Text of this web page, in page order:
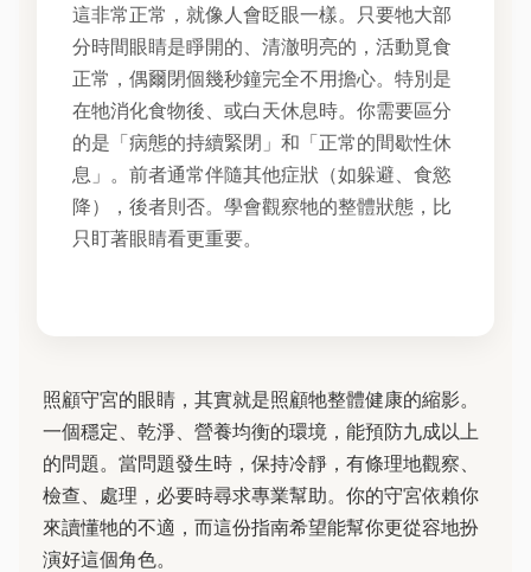
這非常正常，就像人會眨眼一樣。只要牠大部
分時間眼睛是睜開的、清澈明亮的，活動覓食
正常，偶爾閉個幾秒鐘完全不用擔心。特別是
在牠消化食物後、或白天休息時。你需要區分
的是「病態的持續緊閉」和「正常的間歇性休
息」。前者通常伴隨其他症狀（如躲避、食慾
降），後者則否。學會觀察牠的整體狀態，比
只盯著眼睛看更重要。
照顧守宮的眼睛，其實就是照顧牠整體健康的縮影。
一個穩定、乾淨、營養均衡的環境，能預防九成以上
的問題。當問題發生時，保持冷靜，有條理地觀察、
檢查、處理，必要時尋求專業幫助。你的守宮依賴你
來讀懂牠的不適，而這份指南希望能幫你更從容地扮
演好這個角色。